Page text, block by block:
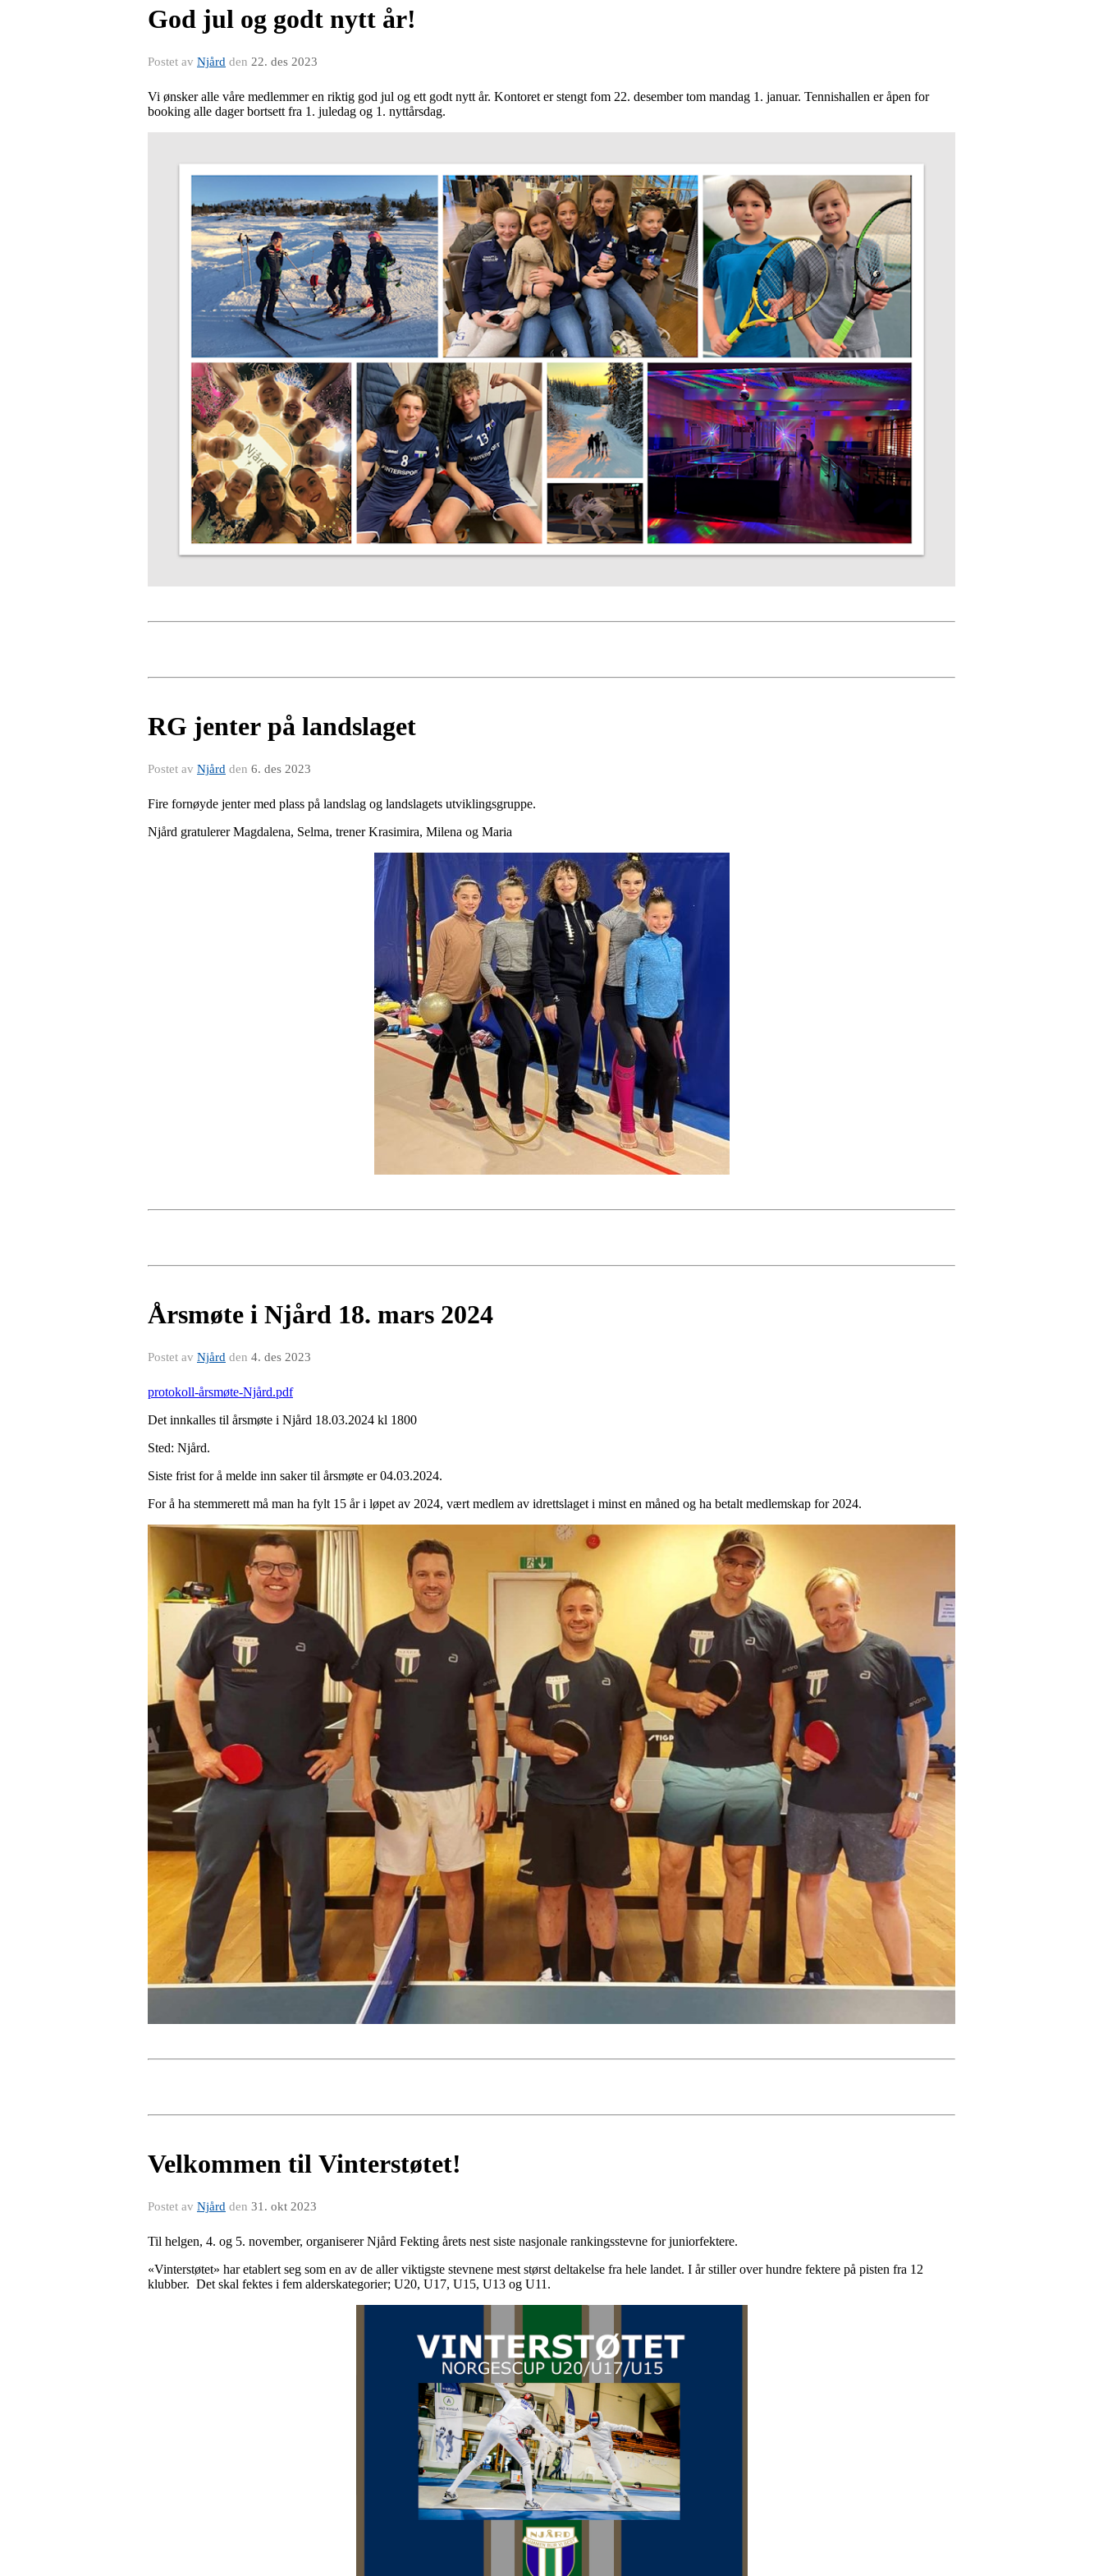
God jul og godt nytt år!
Postet av Njård den 22. des 2023
Vi ønsker alle våre medlemmer en riktig god jul og ett godt nytt år. Kontoret er stengt fom 22. desember tom mandag 1. januar. Tennishallen er åpen for
booking alle dager bortsett fra 1. juledag og 1. nyttårsdag.
RG jenter på landslaget
Postet av Njård den 6. des 2023
Fire fornøyde jenter med plass på landslag og landslagets utviklingsgruppe.
Njård gratulerer Magdalena, Selma, trener Krasimira, Milena og Maria
Årsmøte i Njård 18. mars 2024
Postet av Njård den 4. des 2023
protokoll-årsmøte-Njård.pdf
Det innkalles til årsmøte i Njård 18.03.2024 kl 1800
Sted: Njård.
Siste frist for å melde inn saker til årsmøte er 04.03.2024.
For å ha stemmerett må man ha fylt 15 år i løpet av 2024, vært medlem av idrettslaget i minst en måned og ha betalt medlemskap for 2024.
Velkommen til Vinterstøtet!
Postet av Njård den 31. okt 2023
Til helgen, 4. og 5. november, organiserer Njård Fekting årets nest siste nasjonale rankingsstevne for juniorfektere.
«Vinterstøtet» har etablert seg som en av de aller viktigste stevnene mest størst deltakelse fra hele landet. I år stiller over hundre fektere på pisten fra 12
klubber. Det skal fektes i fem alderskategorier; U20, U17, U15, U13 og U11.